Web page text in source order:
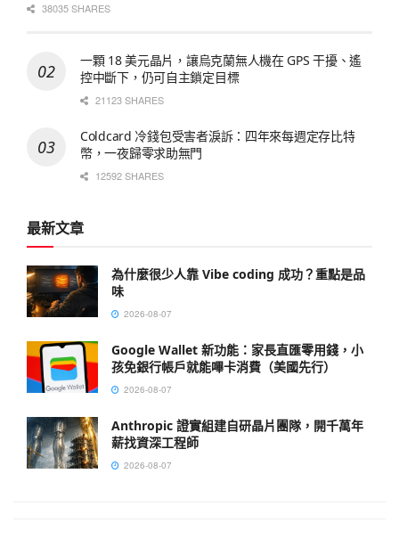
38035 SHARES
一顆 18 美元晶片，讓烏克蘭無人機在 GPS 干擾、遙
控中斷下，仍可自主鎖定目標
21123 SHARES
Coldcard 冷錢包受害者淚訴：四年來每週定存比特
幣，一夜歸零求助無門
12592 SHARES
最新文章
為什麼很少人靠 Vibe coding 成功？重點是品
味
2026-08-07
Google Wallet 新功能：家長直匯零用錢，小
孩免銀行帳戶就能嗶卡消費（美國先行）
2026-08-07
Anthropic 證實組建自研晶片團隊，開千萬年
薪找資深工程師
2026-08-07